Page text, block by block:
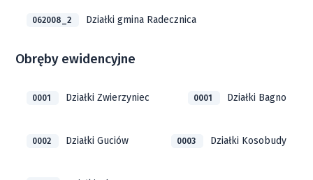
062008_2 Działki gmina Radecznica
Obręby ewidencyjne
0001 Działki Zwierzyniec 0001 Działki Bagno
0002 Działki Guciów 0003 Działki Kosobudy